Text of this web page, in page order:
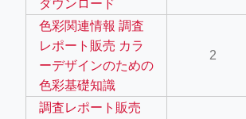
feed-calculator
work?lat=37.49813&lng=127.0284&zoom=16
ダウンロード
色彩関連情報 調査
レポート販売 カラ
ーデザインのための
色彩基礎知識
2
調査レポート販売